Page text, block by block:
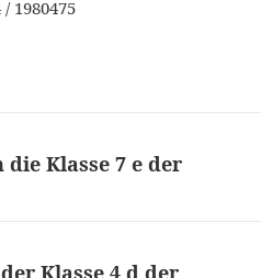
1980475
Klasse 7 e der